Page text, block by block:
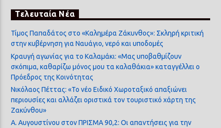
Τελευταία Νέα
Τίμος Παπαδάτος στο «Καλημέρα Ζάκυνθος»: Σκληρή κριτική
στην κυβέρνηση για Ναυάγιο, νερό και υποδομές
Κραυγή αγωνίας για το Καλαμάκι: «Μας υποβαθμίζουν
σκόπιμα, καθαρίζω μόνος μου τα καλαθάκια» καταγγέλλει ο
Πρόεδρος της Κοινότητας
Νικόλαος Πέττας: «Το νέο Ειδικό Χωροταξικό απαξιώνει
περιουσίες και αλλάζει οριστικά τον τουριστικό χάρτη της
Ζακύνθου»
Α. Αυγουστίνου στον ΠΡΙΣΜΑ 90,2: Οι απαντήσεις για την